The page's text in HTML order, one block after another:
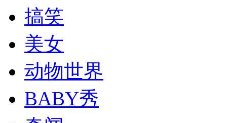
走！跟着总书记去植树
消防员救轻生者 花炮节热闹非凡
搞笑
美女
动物世界
BABY秀